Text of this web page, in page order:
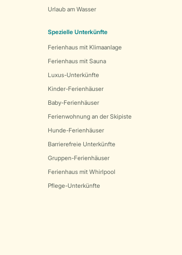
Urlaub am Wasser
Spezielle Unterkünfte
Ferienhaus mit Klimaanlage
Ferienhaus mit Sauna
Luxus-Unterkünfte
Kinder-Ferienhäuser
Baby-Ferienhäuser
Ferienwohnung an der Skipiste
Hunde-Ferienhäuser
Barrierefreie Unterkünfte
Gruppen-Ferienhäuser
Ferienhaus mit Whirlpool
Pflege-Unterkünfte